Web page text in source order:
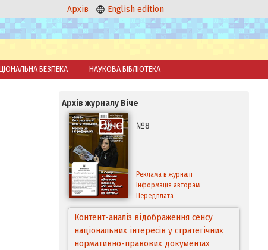
Архів English edition
БЕЗПЕКА НАУКОВА БІБЛІОТЕКА
Архів журналу Віче
№8
Реклама в журналі
Інформація авторам
Передплата
Аспекти правового забезпечення
відновлення дії окремих положень
Конституції України